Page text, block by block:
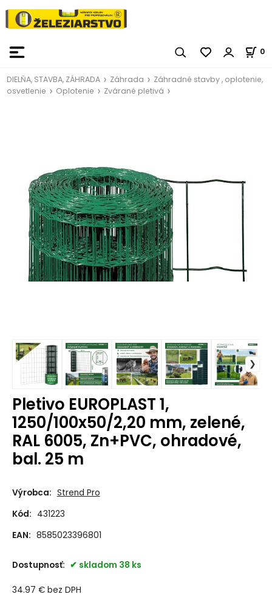
0
DIELŇA, STAVBA, ZÁHRADA Záhrada
Záhradné stavby , oplotenie,
osvetlenie
Oplotenie Zvárané pletivá
Pletivo EUROPLAST 1,
1250/100x50/2,20 mm, zelené,
RAL 6005, Zn+PVC, ohradové,
bal. 25 m
Výrobca: Strend Pro
Kód: 431223
EAN: 8585023396801
Dostupnosť: skladom 38 ks
34.97 € bez DPH